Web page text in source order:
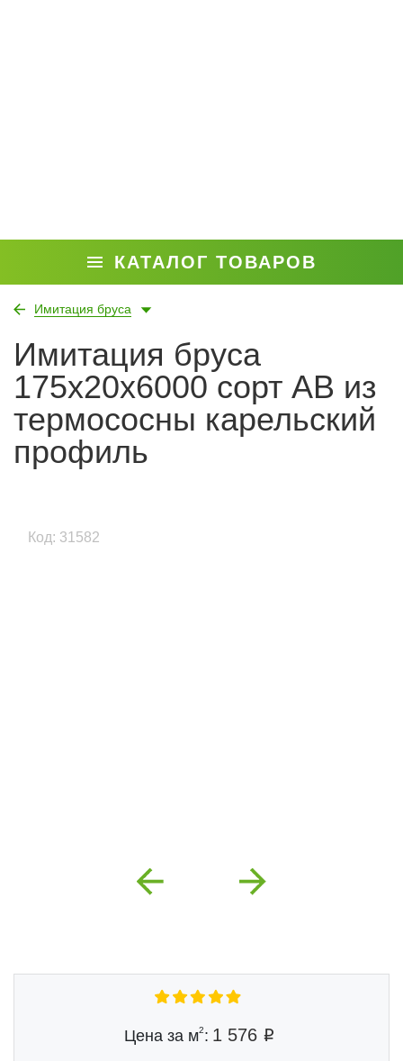
КАТАЛОГ ТОВАРОВ
Имитация бруса
Имитация бруса
175x20x6000 сорт АВ из
термососны карельский
профиль
Код: 31582
Previous Next
Цена за м2: 1 576